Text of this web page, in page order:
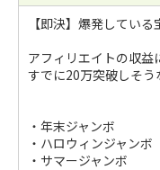
【即決】爆発してい
アフィリエイトの収益
すでに20万突破しそう
・年末ジャンボ
・ハロウィンジャンボ
・サマージャンボ